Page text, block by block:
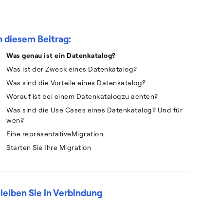
diesem Beitrag:
Was genau ist ein Datenkatalog?
Was ist der Zweck eines Datenkatalog?
Was sind die Vorteile eines Datenkatalog?
Worauf ist bei einem Datenkatalogzu achten?
Was sind die Use Cases eines Datenkatalog? Und für
wen?
Eine repräsentativeMigration
Starten Sie Ihre Migration
Sie in Verbindung